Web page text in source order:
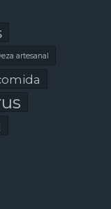
artesanal